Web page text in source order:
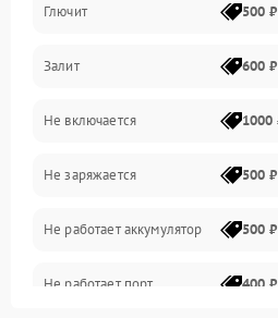
Матрица и оптика
Питание и питание цепей
Проблемы с картами памяти
Объективы
Программные сбои
Коммуникации и интерфейсы
Глючит 500 ₽
Залит 600 ₽
Не включается 1000
Не заряжается 500 ₽
Не работает аккумулятор 500 ₽
Не работает порт 400 ₽